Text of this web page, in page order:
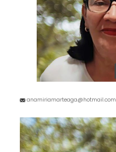
anamiriamarteaga@hotmail.com